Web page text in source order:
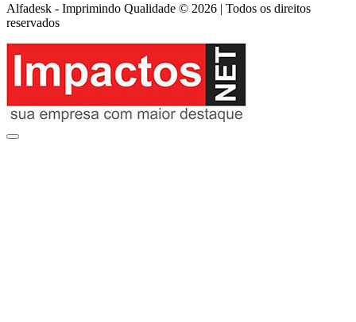
Alfadesk - Imprimindo Qualidade © 2026 | Todos os direitos
reservados